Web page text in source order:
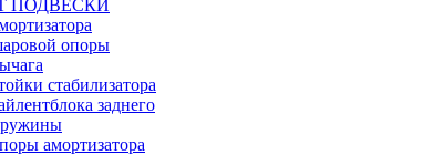
ПОДВЕСКИ
опоры
стабилизатора
заднего
амортизатора